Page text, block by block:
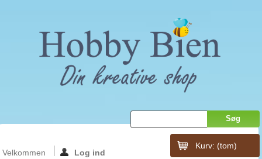
Kurv: (tom)
Velkommen Log ind